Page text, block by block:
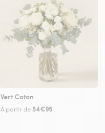
Vert Coton
À partir de 54€95